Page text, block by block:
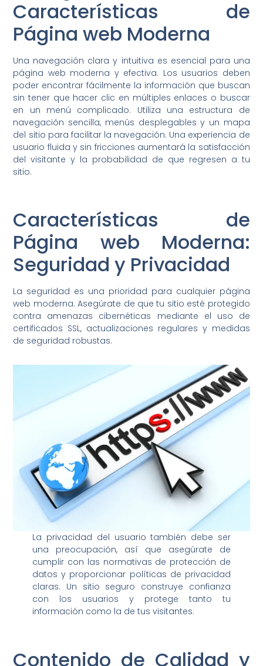
Características de
Página web Moderna
Una navegación clara y intuitiva es esencial para una
página web moderna y efectiva. Los usuarios deben
poder encontrar fácilmente la información que buscan
sin tener que hacer clic en múltiples enlaces o buscar
en un menú complicado. Utiliza una estructura de
navegación sencilla, menús desplegables y un mapa
del sitio para facilitar la navegación. Una experiencia de
usuario fluida y sin fricciones aumentará la satisfacción
del visitante y la probabilidad de que regresen a tu
sitio.
Características de
Página web Moderna:
Seguridad y Privacidad
La seguridad es una prioridad para cualquier página
web moderna. Asegúrate de que tu sitio esté protegido
contra amenazas cibernéticas mediante el uso de
certificados SSL, actualizaciones regulares y medidas
de seguridad robustas.
La privacidad del usuario también debe ser
una preocupación, así que asegúrate de
cumplir con las normativas de protección de
datos y proporcionar políticas de privacidad
claras. Un sitio seguro construye confianza
con los usuarios y protege tanto tu
información como la de tus visitantes.
Contenido de Calidad y